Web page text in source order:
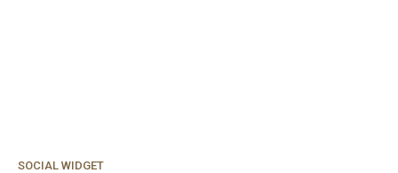
SOCIAL WIDGET